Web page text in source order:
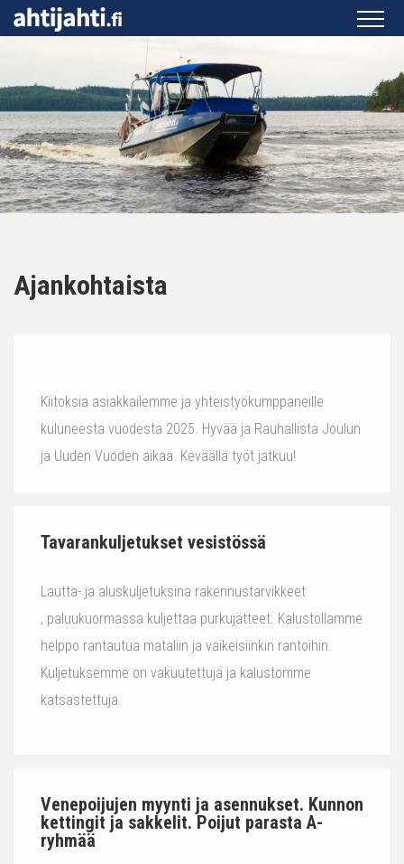
Ajankohtaista
Kiitoksia asiakkailemme ja yhteistyökumppaneille
kuluneesta vuodesta 2025. Hyvää ja Rauhallista Joulun
ja Uuden Vuoden aikaa. Keväällä työt jatkuu!
Tavarankuljetukset vesistössä
Lautta- ja aluskuljetuksina rakennustarvikkeet
, paluukuormassa kuljettaa purkujätteet. Kalustollamme
helppo rantautua mataliin ja vaikeisiinkin rantoihin.
Kuljetuksemme on vakuutettuja ja kalustomme
katsastettuja.
Venepoijujen myynti ja asennukset. Kunnon
kettingit ja sakkelit. Poijut parasta A-
ryhmää